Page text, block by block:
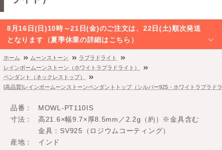
8月16日(日)10時～21日(金)のご注文は、22日(土)順次発送
となります（夏季休業の詳細はこちら）
ホーム ムーンストーン
ラブラドライト
レインボームーンストーン（ホワイトラブラドライト）
ペンダント（ネックレストップ）
[高品質]レインボームーンストーンペンダントトップ（シルバー925・ホワイトラブラド
品番
MOWL-PT110IS
寸法
高21.6×幅9.7×厚8.5mm／2.2g（約）※金具含む
金具：SV925（ロジウムコーティング）
産地
インド